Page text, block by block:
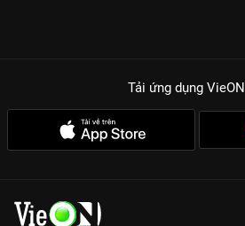
Tải ứng dụng VieON